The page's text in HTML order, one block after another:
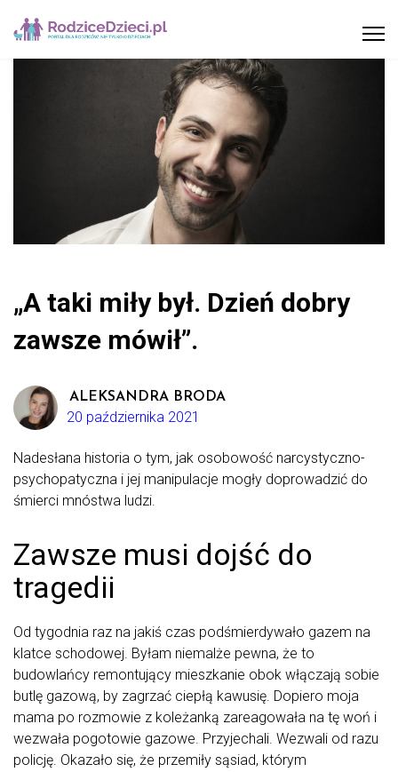
„A taki miły był. Dzień dobry
zawsze mówił”.
ALEKSANDRA BRODA
20 października 2021
Nadesłana historia o tym, jak osobowość narcystyczno-
psychopatyczna i jej manipulacje mogły doprowadzić do
śmierci mnóstwa ludzi.
Zawsze musi dojść do
tragedii
Od tygodnia raz na jakiś czas podśmierdywało gazem na
klatce schodowej. Byłam niemalże pewna, że to
budowlańcy remontujący mieszkanie obok włączają sobie
butlę gazową, by zagrzać ciepłą kawusię. Dopiero moja
mama po rozmowie z koleżanką zareagowała na tę woń i
wezwała pogotowie gazowe. Przyjechali. Wezwali od razu
policję. Okazało się, że przemiły sąsiad, którym